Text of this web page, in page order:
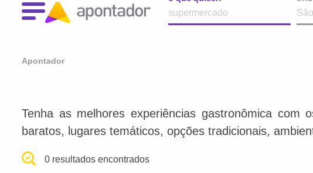
Apontador
Tenha as melhores experiências gastronômica
baratos, lugares temáticos, opções tradicionais,
0 resultados encontrados